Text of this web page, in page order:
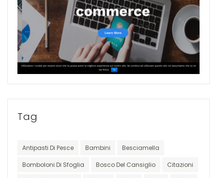
Tag
Antipasti Di Pesce Bambini Besciamella
Bomboloni Di Sfoglia Bosco Del Cansiglio Citazioni